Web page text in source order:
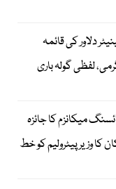
دلاور کی قائمہ
لفظی گولہ باری
میکانزم کا جائزہ
کا وزیرپیٹرولیم کو خط